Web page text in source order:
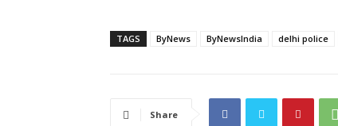
TAGS ByNews ByNewsIndia delhi police
Share